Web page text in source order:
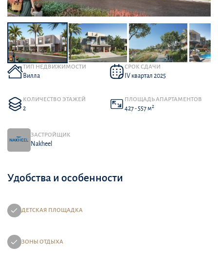
ТИП НЕДВИЖИМОСТИ
Вилла
СРОК СДАЧИ
IV квартал 2025
КОЛИЧЕСТВО ЭТАЖЕЙ
2
ПЛОЩАДЬ АПАРТАМЕНТОВ
427 - 557 м2
ЗАСТРОЙЩИК
Nakheel
Удобства и особенности
ДЕТСКАЯ ПЛОЩАДКА
ЗОНЫ ОТДЫХА